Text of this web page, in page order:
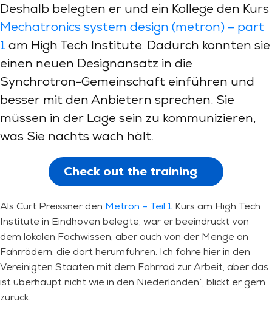
Deshalb belegten er und ein Kollege den Kurs
Mechatronics system design (metron) – part
1 am High Tech Institute. Dadurch konnten sie
einen neuen Designansatz in die
Synchrotron-Gemeinschaft einführen und
besser mit den Anbietern sprechen. Sie
müssen in der Lage sein zu kommunizieren,
was Sie nachts wach hält.
Check out the training
Als Curt Preissner den Metron – Teil 1 Kurs am High Tech
Institute in Eindhoven belegte, war er beeindruckt von
dem lokalen Fachwissen, aber auch von der Menge an
Fahrrädern, die dort herumfuhren. Ich fahre hier in den
Vereinigten Staaten mit dem Fahrrad zur Arbeit, aber das
ist überhaupt nicht wie in den Niederlanden”, blickt er gern
zurück.